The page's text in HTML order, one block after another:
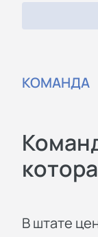
КОМАНДА
В штате